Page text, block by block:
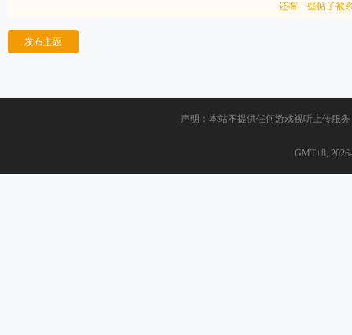
还有一些帖子被
发布主题
声明：本站不提供任何游戏视听上传服
GMT+8,